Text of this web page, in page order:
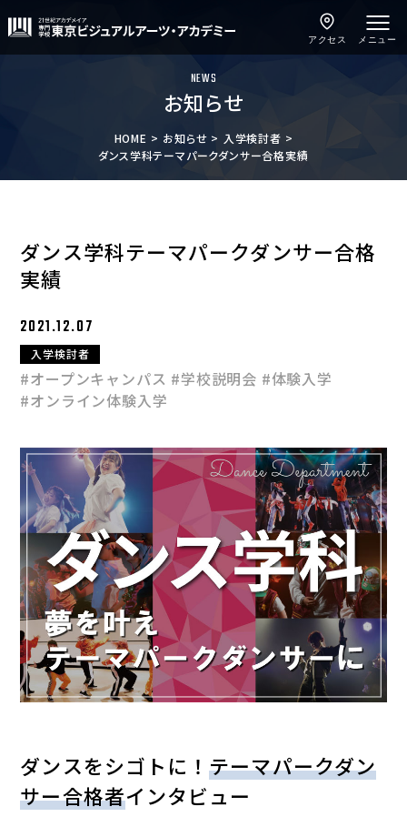
メニュー
アクセス
NEWS
お知らせ
HOME お知らせ
入学検討者
ダンス学科テーマパークダンサー合格実績
ダンス学科テーマパークダンサー合格
実績
2021.12.07
入学検討者
#オープンキャンパス #学校説明会 #体験入学
#オンライン体験入学
ダンスをシゴトに！テーマパークダン
サー合格者インタビュー